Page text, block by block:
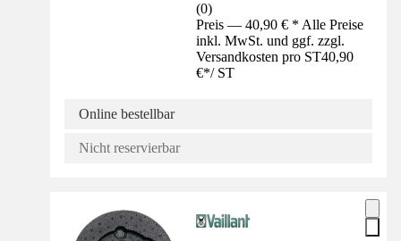
(0)
Preis — 40,90 € * Alle Preise
inkl. MwSt. und ggf. zzgl.
Versandkosten pro ST40,90
€*/ ST
Online bestellbar
Nicht reservierbar